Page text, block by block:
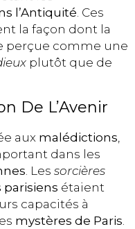
l’Antiquité . Ces
la façon dont la
perçue comme une
plutôt que de
De L’Avenir
aux malédictions
dans les
. Les sorcières
étaient
capacités à
mystères de Paris